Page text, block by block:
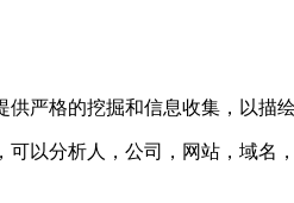
供严格的挖掘和信息收集，以描
可以分析人，公司，网站，域名